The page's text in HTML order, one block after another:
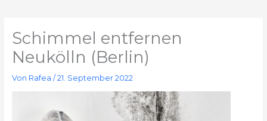
Schimmel entfernen
Neukölln (Berlin)
Von Rafea /21. September 2022